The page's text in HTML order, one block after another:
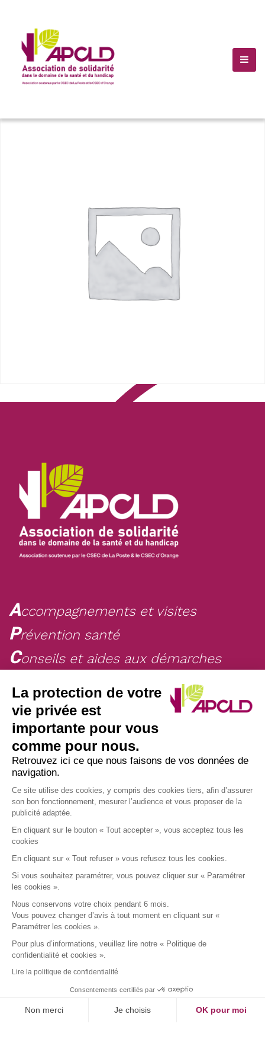
Accompagnements et visites
Prévention santé
Conseils et aides aux démarches
L
Don de soi
NAVIGATION
Adhérer
Solidarité magazine
SIÈGE DE L’ASSOCIATION
APCLD
45/47 avenue Laplace
• Nous appeler au : 01 49 12 08 30
• Nous écrire par mail à : apcld@apcld.fr
8h30 à 12h30 et 13h30 à 17h30.
La protection de votre
vie privée est
importante pour vous
comme pour nous.
Retrouvez ici ce que nous faisons de vos données de
navigation.
Ce site utilise des cookies, y compris des cookies tiers, afin d’assurer
son bon fonctionnement, mesurer l’audience et vous proposer de la
publicité adaptée.
En cliquant sur le bouton « Tout accepter », vous acceptez tous les
cookies
En cliquant sur « Tout refuser » vous refusez tous les cookies.
Si vous souhaitez paramétrer, vous pouvez cliquer sur « Paramétrer
les cookies ».
Nous conservons votre choix pendant 6 mois.
Vous pouvez changer d’avis à tout moment en cliquant sur «
Paramétrer les cookies ».
Pour plus d’informations, veuillez lire notre « Politique de
confidentialité et cookies ».
Lire la politique de confidentialité
Consentements certifiés par
Non merci Je choisis OK pour moi